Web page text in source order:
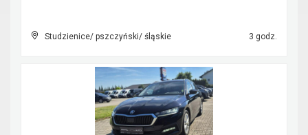
Studzienice/ pszczyński/ śląskie 3 godz.